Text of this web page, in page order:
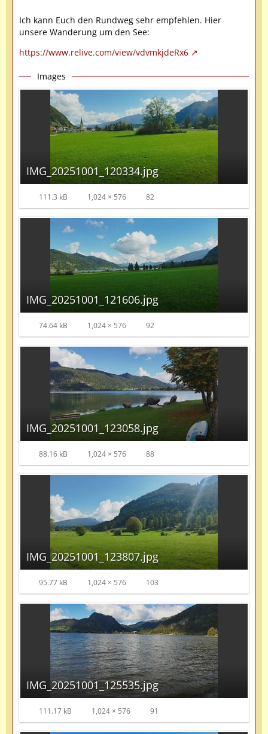
Ich kann Euch den Rundweg sehr empfehlen. Hier
unsere Wanderung um den See:
https://www.relive.com/view/vdvmkjdeRx6
Images
IMG_20251001_120334.jpg
111.3 kB 1,024 × 576 82
IMG_20251001_121606.jpg
74.64 kB 1,024 × 576 92
IMG_20251001_123058.jpg
88.16 kB 1,024 × 576 88
IMG_20251001_123807.jpg
95.77 kB 1,024 × 576 103
IMG_20251001_125535.jpg
111.17 kB 1,024 × 576 91